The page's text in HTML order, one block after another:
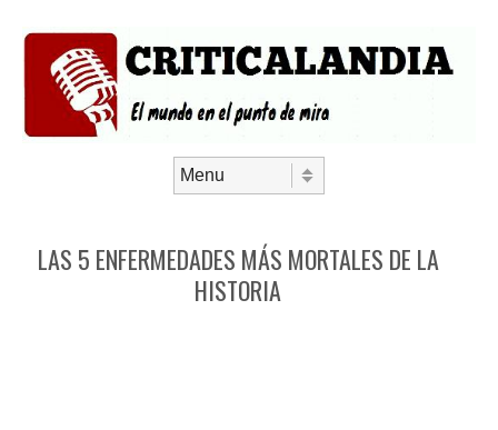
LAS 5 ENFERMEDADES MÁS MORTALES DE LA
HISTORIA